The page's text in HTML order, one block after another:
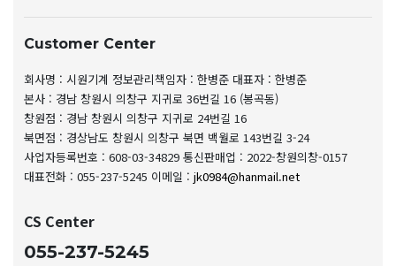
Customer Center
회사명 : 시원기계 정보관리책임자 : 한병준 대표자 : 한병준
본사 : 경남 창원시 의창구 지귀로 36번길 16 (봉곡동)
창원점 : 경남 창원시 의창구 지귀로 24번길 16
북면점 : 경상남도 창원시 의창구 북면 백월로 143번길 3-24
사업자등록번호 : 608-03-34829 통신판매업 : 2022-창원의창-0157
대표전화 : 055-237-5245 이메일 : jk0984@hanmail.net
CS Center
055-237-5245